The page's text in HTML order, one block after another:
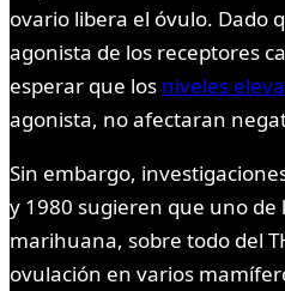
ovario libera el óvulo. Dado
agonista de los receptores
esperar que los niveles
agonista, no afectaran
Sin embargo,
y 1980 sugieren que uno de
marihuana, sobre todo del
ovulación en varios